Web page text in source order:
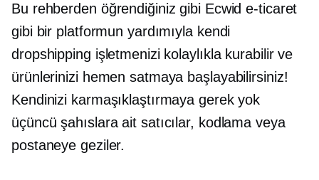
Bu rehberden öğrendiğiniz gibi Ecwid e-ticaret
gibi bir platformun yardımıyla kendi
dropshipping işletmenizi kolaylıkla kurabilir ve
ürünlerinizi hemen satmaya başlayabilirsiniz!
Kendinizi karmaşıklaştırmaya gerek yok
üçüncü şahıslara ait satıcılar, kodlama veya
postaneye geziler.